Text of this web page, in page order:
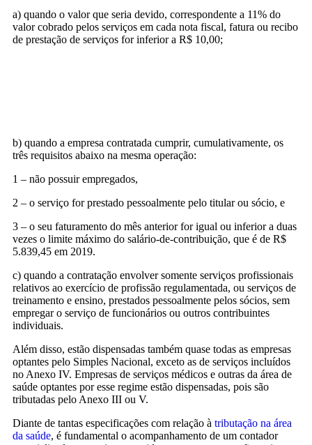
a) quando o valor que seria devido, correspondente a 11% do
valor cobrado pelos serviços em cada nota fiscal, fatura ou recibo
de prestação de serviços for inferior a R$ 10,00;
b) quando a empresa contratada cumprir, cumulativamente, os
três requisitos abaixo na mesma operação:
1 – não possuir empregados,
2 – o serviço for prestado pessoalmente pelo titular ou sócio, e
3 – o seu faturamento do mês anterior for igual ou inferior a duas
vezes o limite máximo do salário-de-contribuição, que é de R$
5.839,45 em 2019.
c) quando a contratação envolver somente serviços profissionais
relativos ao exercício de profissão regulamentada, ou serviços de
treinamento e ensino, prestados pessoalmente pelos sócios, sem
empregar o serviço de funcionários ou outros contribuintes
individuais.
Além disso, estão dispensadas também quase todas as empresas
optantes pelo Simples Nacional, exceto as de serviços incluídos
no Anexo IV. Empresas de serviços médicos e outras da área de
saúde optantes por esse regime estão dispensadas, pois são
tributadas pelo Anexo III ou V.
Diante de tantas especificações com relação à tributação na área
da saúde, é fundamental o acompanhamento de um contador